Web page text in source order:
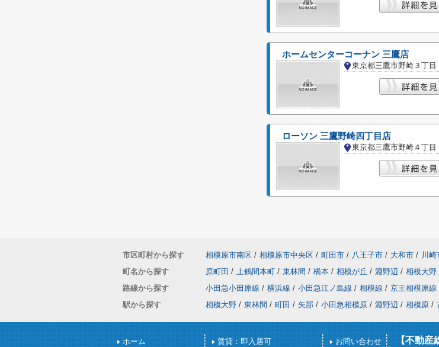
ホームセンターコーナン 三鷹店
東京都三鷹市野崎３丁目
ローソン 三鷹野崎四丁目店
東京都三鷹市野崎４丁目
市区町村から探す 相模原市南区 / 相模原市中央区 / 町田市 / 八王子市 / 大和市 / 川崎
町名から探す
原町田 / 上鶴間本町 / 東林間 / 橋本 / 相模が丘 / 淵野辺 / 相模大野
路線から探す
小田急小田原線 / 横浜線 / 小田急江ノ島線 / 相模線 / 京王相模原線
駅から探す
相模大野 / 東林間 / 町田 / 矢部 / 小田急相模原 / 淵野辺 / 相模原 /
ホーム 賃貸：即入居可 お問い合わせ 【不動